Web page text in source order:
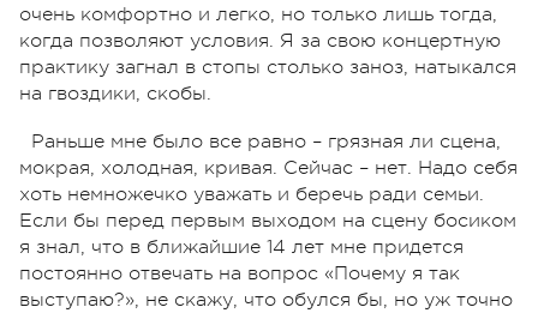
очень комфортно и легко, но только лишь тогда,
когда позволяют условия. Я за свою концертную
практику загнал в стопы столько заноз, натыкался
на гвоздики, скобы.
Раньше мне было все равно – грязная ли сцена,
мокрая, холодная, кривая. Сейчас – нет. Надо себя
хоть немножечко уважать и беречь ради семьи.
Если бы перед первым выходом на сцену босиком
я знал, что в ближайшие 14 лет мне придется
постоянно отвечать на вопрос «Почему я так
выступаю?», не скажу, что обулся бы, но уж точно